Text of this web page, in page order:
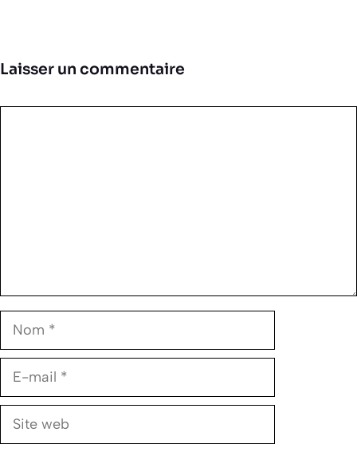
Laisser un commentaire
Nom
E-
Site